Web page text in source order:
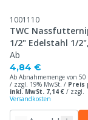
1001110
TWC
1/2" Edelstahl 1/
mm
Ab
4,84 €
Ab Abnahmemenge von
/ zzgl. 19% MwSt. / Preis
inkl. MwSt. 7,14 € / zzgl.
Versandkosten